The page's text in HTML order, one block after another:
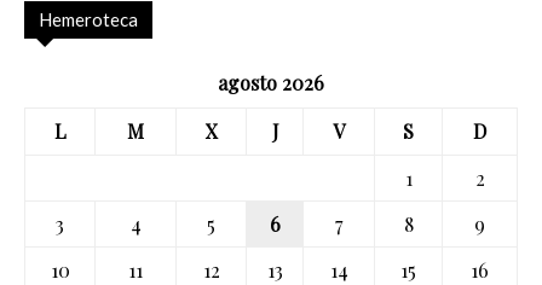
Hemeroteca
agosto 2026
L
M X J V S
D
1
2
3
4 5 6 7 8
9
10
11 12 13 14 15
16